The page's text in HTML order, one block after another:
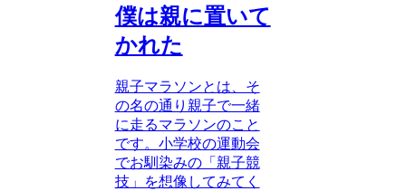
僕は親に置いて
かれた
親子マラソンとは、そ
の名の通り親子で一緒
に走るマラソンのこと
です。小学校の運動会
でお馴染みの「親子競
技」を想像してみてく